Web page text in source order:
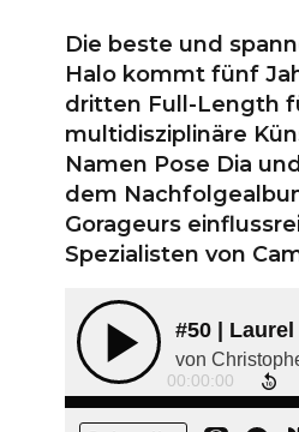
Die beste und
Halo kommt fünf
dritten Full-Length
multidisziplinäre
Namen Pose Dia
dem
Gorageurs
Spezialisten von